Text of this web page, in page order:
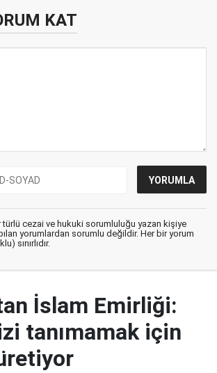
KAT
türlü cezai ve hukuki sorumluluğu yazan kişiye
yorumlardan sorumlu değildir. Her bir yorum
sınırlıdır.
İslam Emirliği:
tanımamak için